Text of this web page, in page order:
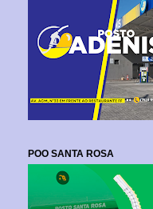
POO SANTA ROSA